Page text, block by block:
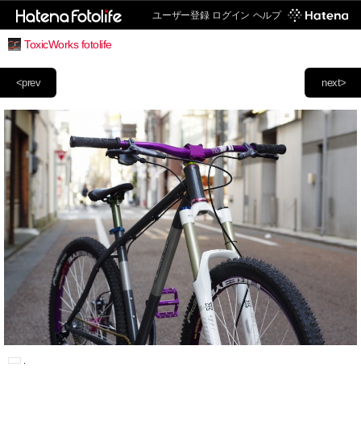
ユーザー登録 ログイン ヘルプ
ToxicWorks fotolife
next>
<prev